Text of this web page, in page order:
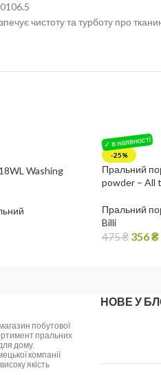
чистоту та турботу про
Washing
-25%
Пральний
powder – All
Пральний
Billi
475₴ 356₴
побутової
пральних
дому.
компанії
якість
НОВЕ У